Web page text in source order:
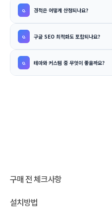
견적은 어떻게 산정되나요?
구글 SEO 최적화도 포함되나요?
테마와 커스텀 중 무엇이 좋을까요?
구매 전 체크사항
설치방법